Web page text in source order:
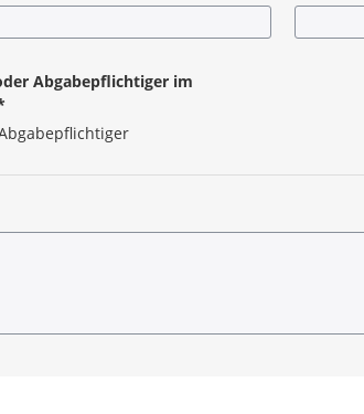
Abgabepflichtiger im